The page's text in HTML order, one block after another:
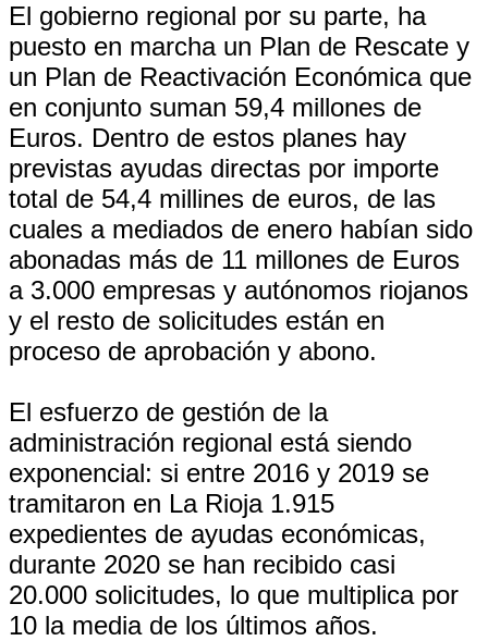
El gobierno regional por su parte, ha
puesto en marcha un Plan de Rescate y
un Plan de Reactivación Económica que
en conjunto suman 59,4 millones de
Euros. Dentro de estos planes hay
previstas ayudas directas por importe
total de 54,4 millines de euros, de las
cuales a mediados de enero habían sido
abonadas más de 11 millones de Euros
a 3.000 empresas y autónomos riojanos
y el resto de solicitudes están en
proceso de aprobación y abono.
El esfuerzo de gestión de la
administración regional está siendo
exponencial: si entre 2016 y 2019 se
tramitaron en La Rioja 1.915
expedientes de ayudas económicas,
durante 2020 se han recibido casi
20.000 solicitudes, lo que multiplica por
10 la media de los últimos años.